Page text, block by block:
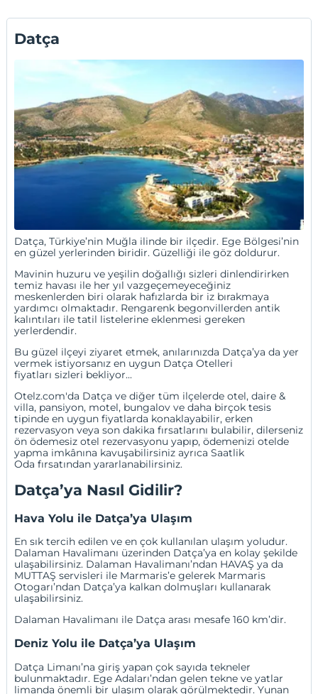
Datça
Datça, Türkiye’nin Muğla ilinde bir ilçedir. Ege Bölgesi’nin
en güzel yerlerinden biridir. Güzelliği ile göz doldurur.
Mavinin huzuru ve yeşilin doğallığı sizleri dinlendirirken
temiz havası ile her yıl vazgeçemeyeceğiniz
meskenlerden biri olarak hafızlarda bir iz bırakmaya
yardımcı olmaktadır. Rengarenk begonvillerden antik
kalıntıları ile tatil listelerine eklenmesi gereken
yerlerdendir.
Bu güzel ilçeyi ziyaret etmek, anılarınızda Datça’ya da yer
vermek istiyorsanız en uygun Datça Otelleri
fiyatları sizleri bekliyor...
Otelz.com'da Datça ve diğer tüm ilçelerde otel, daire &
villa, pansiyon, motel, bungalov ve daha birçok tesis
tipinde en uygun fiyatlarda konaklayabilir,erken
rezervasyon veyason dakika fırsatlarını bulabilir, dilerseniz
ön ödemesiz otel rezervasyonu yapıp, ödemenizi otelde
yapma imkânına kavuşabilirsiniz ayrıcaSaatlik
Oda fırsatından yararlanabilirsiniz.
Datça’ya Nasıl Gidilir?
Hava Yolu ile Datça’ya Ulaşım
En sık tercih edilen ve en çok kullanılan ulaşım yoludur.
Dalaman Havalimanı üzerinden Datça’ya en kolay şekilde
ulaşabilirsiniz. Dalaman Havalimanı’ndan HAVAŞ ya da
MUTTAŞ servisleri ile Marmaris’e gelerek Marmaris
Otogarı’ndan Datça’ya kalkan dolmuşları kullanarak
ulaşabilirsiniz.
Dalaman Havalimanı ile Datça arası mesafe 160 km’dir.
Deniz Yolu ile Datça’ya Ulaşım
Datça Limanı’na giriş yapan çok sayıda tekneler
bulunmaktadır. Ege Adaları’ndan gelen tekne ve yatlar
limanda önemli bir ulaşım olarak görülmektedir. Yunan